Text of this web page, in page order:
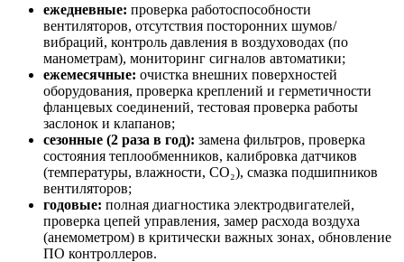
ежедневные: проверка работоспособности
вентиляторов, отсутствия посторонних шумов/
вибраций, контроль давления в воздуховодах (по
манометрам), мониторинг сигналов автоматики;
ежемесячные: очистка внешних поверхностей
оборудования, проверка креплений и герметичности
фланцевых соединений, тестовая проверка работы
заслонок и клапанов;
сезонные (2 раза в год): замена фильтров, проверка
состояния теплообменников, калибровка датчиков
(температуры, влажности, CO₂), смазка подшипников
вентиляторов;
годовые: полная диагностика электродвигателей,
проверка цепей управления, замер расхода воздуха
(анемометром) в критически важных зонах, обновление
ПО контроллеров.